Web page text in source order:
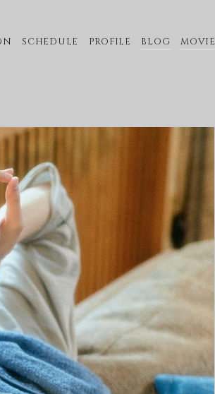
SCHEDULE PROFILE BLOG MOVIE